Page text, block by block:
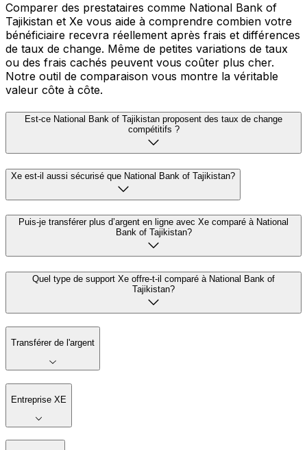
Comparer des prestataires comme National Bank of
Tajikistan et Xe vous aide à comprendre combien votre
bénéficiaire recevra réellement après frais et différences
de taux de change. Même de petites variations de taux
ou des frais cachés peuvent vous coûter plus cher.
Notre outil de comparaison vous montre la véritable
valeur côte à côte.
Est-ce National Bank of Tajikistan proposent des taux de change
compétitifs ?
Xe est-il aussi sécurisé que National Bank of Tajikistan?
Puis-je transférer plus d’argent en ligne avec Xe comparé à National
Bank of Tajikistan?
Quel type de support Xe offre-t-il comparé à National Bank of
Tajikistan?
Transférer de l'argent
Entreprise XE